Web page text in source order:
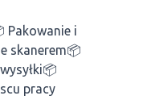
Pakowanie i
skanerem📦
pracy